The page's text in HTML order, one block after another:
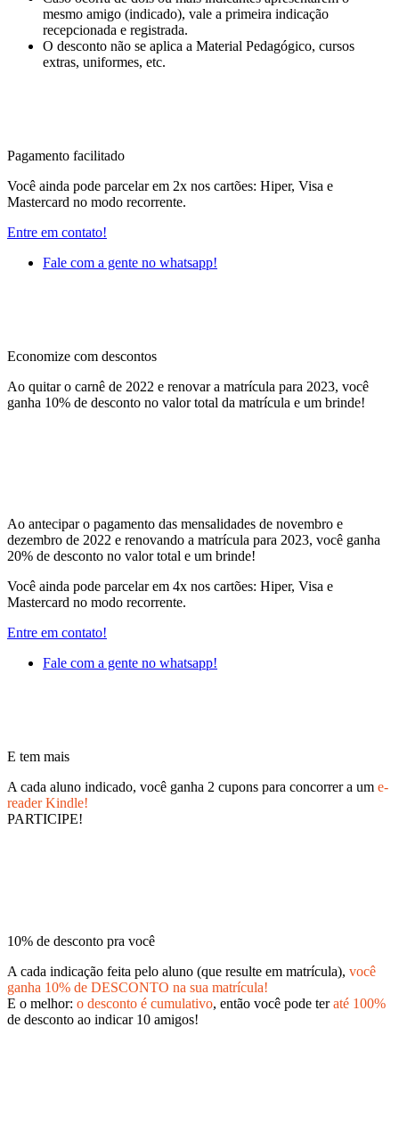
mesmo amigo (indicado), vale a primeira indicação
recepcionada e registrada.
O desconto não se aplica a Material Pedagógico, cursos
extras, uniformes, etc.
Pagamento facilitado
Você ainda pode parcelar em 2x nos cartões: Hiper, Visa e
Mastercard no modo recorrente.
Entre em contato!
Fale com a gente no whatsapp!
Economize com descontos
Ao quitar o carnê de 2022 e renovar a matrícula para 2023, você
ganha 10% de desconto no valor total da matrícula e um brinde!
Ao antecipar o pagamento das mensalidades de novembro e
dezembro de 2022 e renovando a matrícula para 2023, você ganha
20% de desconto no valor total e um brinde!
Você ainda pode parcelar em 4x nos cartões: Hiper, Visa e
Mastercard no modo recorrente.
Entre em contato!
Fale com a gente no whatsapp!
E tem mais
A cada aluno indicado, você ganha 2 cupons para concorrer a um e-
reader Kindle!
PARTICIPE!
10% de desconto pra você
A cada indicação feita pelo aluno (que resulte em matrícula), você
ganha 10% de DESCONTO na sua matrícula!
E o melhor: o desconto é cumulativo, então você pode teraté 100%
de desconto ao indicar 10 amigos!